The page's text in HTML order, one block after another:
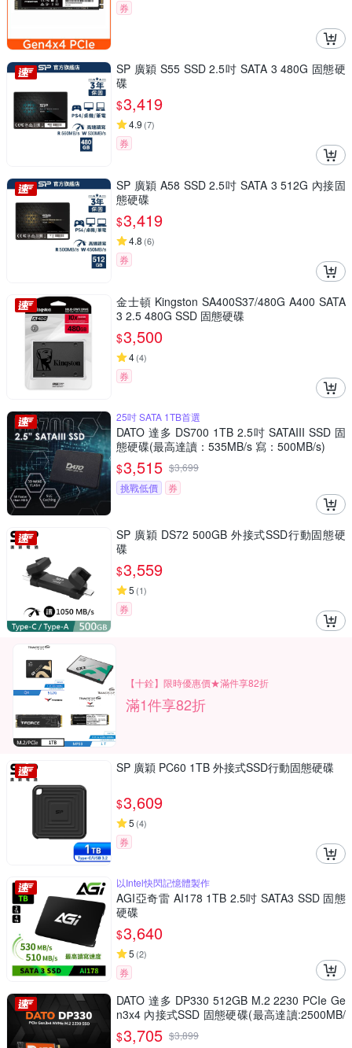
券
SP 廣穎 S55 SSD 2.5吋 SATA 3 480G 固態硬
碟
$3,419
4.9 (7)
券
SP 廣穎 A58 SSD 2.5吋 SATA 3 512G 內接固
態硬碟
$3,419
4.8 (6)
券
金士頓 Kingston SA400S37/480G A400 SATA
3 2.5 480G SSD 固態硬碟
$3,500
4(4)
券
25吋 SATA 1TB首選
DATO 達多 DS700 1TB 2.5吋 SATAIII SSD 固
態硬碟(最高達讀：535MB/s 寫：500MB/s)
$3,515 $3,699
挑戰低價
券
SP 廣穎 DS72 500GB 外接式SSD行動固態硬
碟
$3,559
5 (1)
券
【十銓】限時優惠價★滿件享82折
滿1件享82折
SP 廣穎 PC60 1TB 外接式SSD行動固態硬碟
$3,609
5 (4)
券
以Intel快閃記憶體製作
AGI亞奇雷 AI178 1TB 2.5吋 SATA3 SSD 固態
硬碟
$3,640
5 (2)
券
DATO 達多 DP330 512GB M.2 2230 PCIe Ge
n3x4 內接式SSD 固態硬碟(最高達讀:2500MB/
s 寫:1700MB/s)
$3,705 $3,899